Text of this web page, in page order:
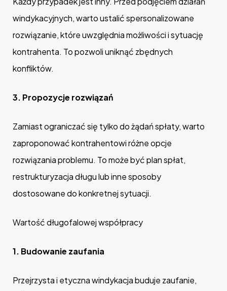
windykacyjnych, warto ustalić spersonalizowane
rozwiązanie, które uwzględnia możliwości i sytuację
kontrahenta. To pozwoli uniknąć zbędnych
konfliktów.
3. Propozycje rozwiązań
Zamiast ograniczać się tylko do żądań spłaty, warto
zaproponować kontrahentowi różne opcje
rozwiązania problemu. To może być plan spłat,
restrukturyzacja długu lub inne sposoby
dostosowane do konkretnej sytuacji.
Wartość długofalowej współpracy
1. Budowanie zaufania
Przejrzysta i etyczna windykacja buduje zaufanie,